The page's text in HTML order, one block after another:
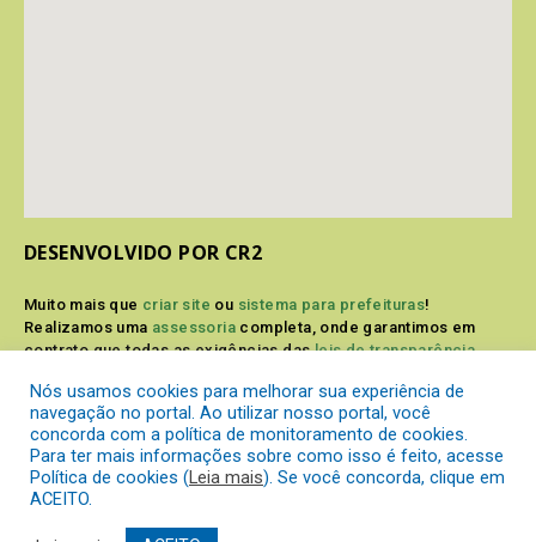
DESENVOLVIDO POR CR2
Muito mais que criar site ou sistema para prefeituras!
Realizamos uma assessoria completa, onde garantimos em
contrato que todas as exigências dasleis de transparência
Conheça oPNTPe oRadar da Transparência Pública
Todos os direitos reservados a
Nós usamos cookies para melhorar sua experiência de
navegação no portal. Ao utilizar nosso portal, você
concorda com a política de monitoramento de cookies.
Para ter mais informações sobre como isso é feito, acesse
Política de cookies (Leia mais). Se você concorda, clique em
ACEITO.